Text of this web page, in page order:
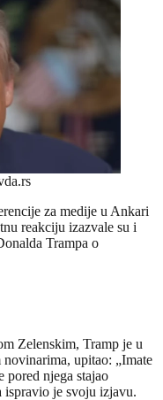
za medije u Ankari
reakciju izazvale su i
Trampa o
Zelenskim, Tramp je u
upitao: „Imate
pored njega stajao
ispravio je svoju izjavu.